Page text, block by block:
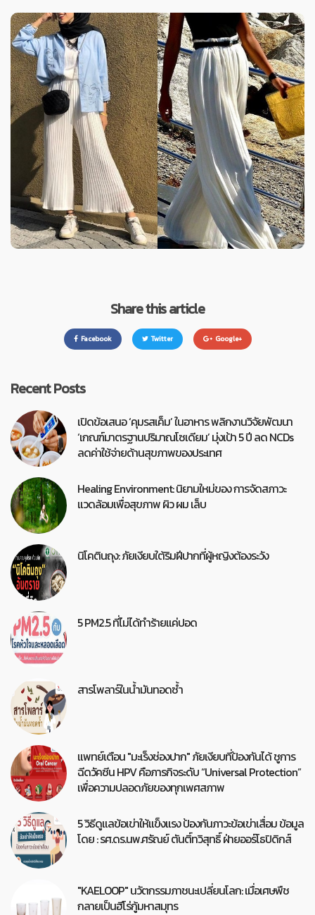
Share this article
Facebook Twitter Google+
Recent Posts
เปิดข้อเสนอ ‘คุมรสเค็ม’ ในอาหาร พลิกงานวิจัยพัฒนา
‘เกณฑ์มาตรฐานปริมาณโซเดียม’ มุ่งเป้า 5 ปี ลด NCDs
ลดค่าใช้จ่ายด้านสุขภาพของประเทศ
Healing Environment: นิยามใหม่ของ การจัดสภาวะ
แวดล้อมเพื่อสุขภาพ ผิว ผม เล็บ
นิโคตินถุง: ภัยเงียบใต้ริมฝีปากที่ผู้หญิงต้องระวัง
5 PM2.5 ที่ไม่ได้ทำร้ายแค่ปอด
สารโพลาร์ในน้ำมันทอดซ้ำ
แพทย์เตือน "มะเร็งช่องปาก" ภัยเงียบที่ป้องกันได้ ชูการ
ฉีดวัคซีน HPV คือภารกิจระดับ “Universal Protection”
เพื่อความปลอดภัยของทุกเพศสภาพ
5 วิธีดูแลข้อเข่าให้แข็งแรง ป้องกันภาวะข้อเข่าเสื่อม ข้อมูล
โดย : รศ.ดร.นพ.ศรัณย์ ตันติ์ทวิสุทธิ์ ฝ่ายออร์โธปิดิกส์
"KAELOOP" นวัตกรรมภาชนะเปลี่ยนโลก: เมื่อเศษพืช
กลายเป็นฮีโร่กู้มหาสมุทร